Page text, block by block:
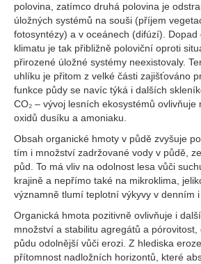
polovina, zatímco druhá polovina je
úložných systémů na souši (příjem
fotosyntézy) a v oceánech (difúzí). Dopad
klimatu je tak přibližně poloviční oproti
přirozené úložné systémy neexistovaly.
uhlíku je přitom z velké části zajišťováno
funkce půdy se navíc týká i dalších
CO₂ – vývoj lesních ekosystémů ovlivňuje
oxidů dusíku a amoniaku.
Obsah organické hmoty v půdě zvyšuje
tím i množství zadržované vody v půdě,
půd. To má vliv na odolnost lesa vůči
krajině a nepřímo také na mikroklima,
významně tlumí teplotní výkyvy v denním
Organická hmota pozitivně ovlivňuje i
množství a stabilitu agregátů a
půdu odolnější vůči erozi. Z hlediska
přítomnost nadložních horizontů, které